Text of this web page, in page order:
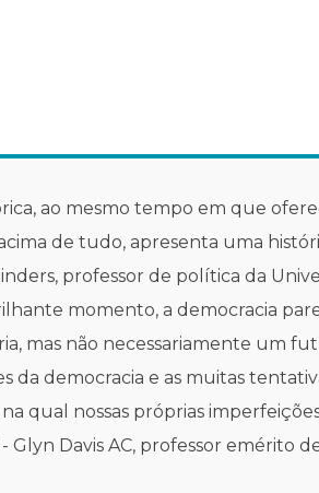
ao mesmo tempo em que
de tudo, apresenta uma
professor de política da
momento, a democracia
mas não necessariamente um
da democracia e as muitas
qual nossas próprias
Davis AC, professor emérito